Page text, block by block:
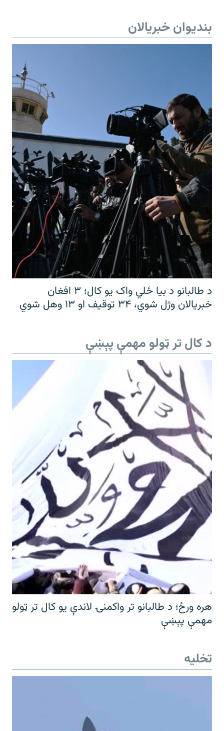
بندیوان خبریالان
د طالبانو د بیا ځلي واک یو کال؛ ۳ افغان
خبریالان وژل شوي، ۳۴ توقیف او ۱۳ وهل شوي
د کال تر ټولو مهمې پېښې
هره ورځ؛ د طالبانو تر واکمنۍ لاندې یو کال تر ټولو
مهمې پېښې
تخلیه